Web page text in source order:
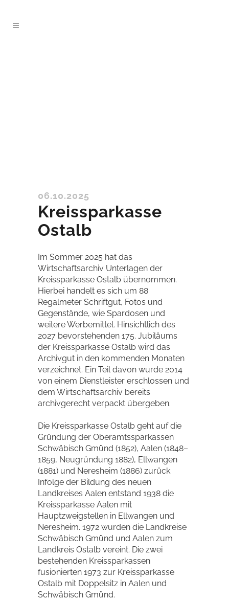
06.10.2025
Kreissparkasse
Ostalb
Im Sommer 2025 hat das
Wirtschaftsarchiv Unterlagen der
Kreissparkasse Ostalb übernommen.
Hierbei handelt es sich um 88
Regalmeter Schriftgut, Fotos und
Gegenstände, wie Spardosen und
weitere Werbemittel. Hinsichtlich des
2027 bevorstehenden 175. Jubiläums
der Kreissparkasse Ostalb wird das
Archivgut in den kommenden Monaten
verzeichnet. Ein Teil davon wurde 2014
von einem Dienstleister erschlossen und
dem Wirtschaftsarchiv bereits
archivgerecht verpackt übergeben.
Die Kreissparkasse Ostalb geht auf die
Gründung der Oberamtssparkassen
Schwäbisch Gmünd (1852), Aalen (1848–
1859, Neugründung 1882), Ellwangen
(1881) und Neresheim (1886) zurück.
Infolge der Bildung des neuen
Landkreises Aalen entstand 1938 die
Kreissparkasse Aalen mit
Hauptzweigstellen in Ellwangen und
Neresheim. 1972 wurden die Landkreise
Schwäbisch Gmünd und Aalen zum
Landkreis Ostalb vereint. Die zwei
bestehenden Kreissparkassen
fusionierten 1973 zur Kreissparkasse
Ostalb mit Doppelsitz in Aalen und
Schwäbisch Gmünd.